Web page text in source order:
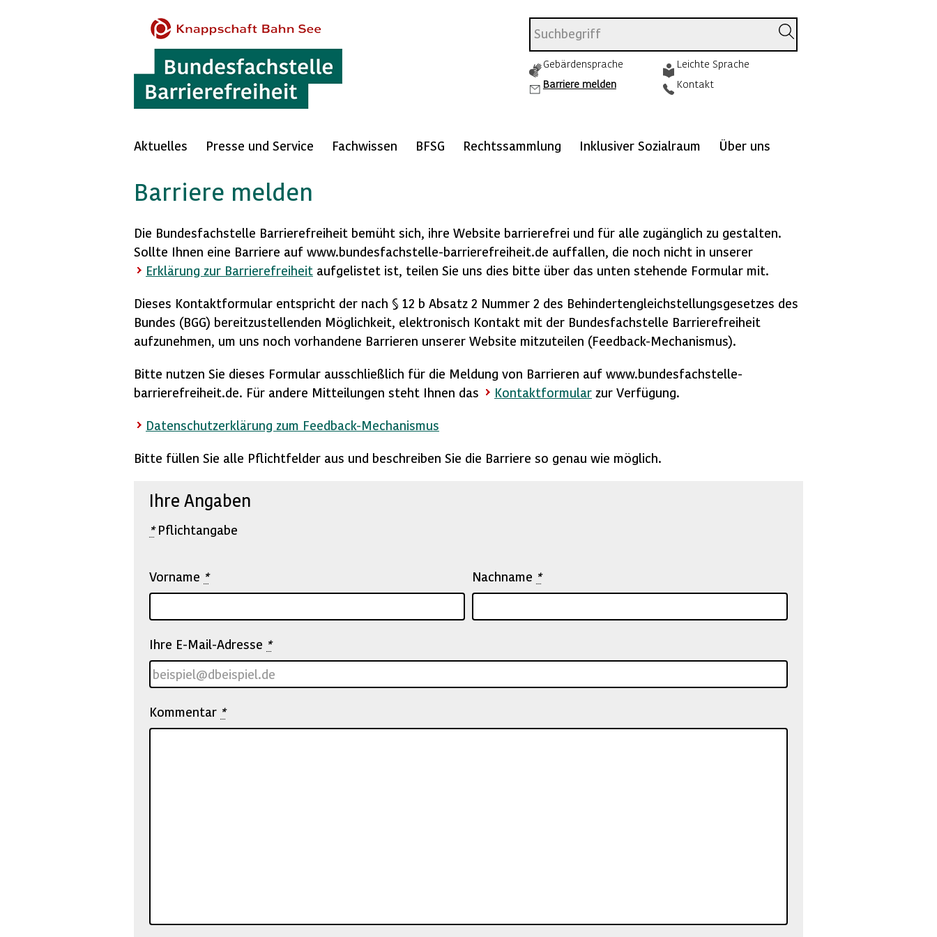
Gebärdensprache
Leichte Sprache
Barriere melden
Kontakt
Aktuelles Presse und Service Fachwissen BFSG Rechtssammlung Inklusiver Sozialraum Über uns
Barriere melden
Die Bundesfachstelle Barrierefreiheit bemüht sich, ihre Website barrierefrei und für alle zugänglich zu gestalten.
Sollte Ihnen eine Barriere auf www.bundesfachstelle-barrierefreiheit.de auffallen, die noch nicht in unserer
Erklärung zur Barrierefreiheit aufgelistet ist, teilen Sie uns dies bitte über das unten stehende Formular mit.
Dieses Kontaktformular entspricht der nach § 12 b Absatz 2 Nummer 2 des Behindertengleichstellungsgesetzes des
Bundes (BGG) bereitzustellenden Möglichkeit, elektronisch Kontakt mit der Bundesfachstelle Barrierefreiheit
aufzunehmen, um uns noch vorhandene Barrieren unserer Website mitzuteilen (Feedback-Mechanismus).
Bitte nutzen Sie dieses Formular ausschließlich für die Meldung von Barrieren auf www.bundesfachstelle-
barrierefreiheit.de. Für andere Mitteilungen steht Ihnen das
Kontaktformular zur Verfügung.
Datenschutzerklärung zum Feedback-Mechanismus
Bitte füllen Sie alle Pflichtfelder aus und beschreiben Sie die Barriere so genau wie möglich.
Ihre Angaben
*Pflichtangabe
Vorname * Nachname *
Ihre E-Mail-Adresse *
Kommentar *